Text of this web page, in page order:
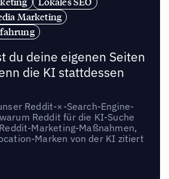
Marketing
du deine eigenen Seiten
die KI stattdessen
Reddit-×-Search-Engine-
Reddit für die KI-Suche
Marketing-Maßnahmen,
Marken von der KI zitiert